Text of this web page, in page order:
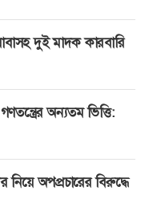
দুই মাদক কারবারি
অন্যতম ভিত্তি:
নিয়ে অপপ্রচারের বিরুদ্ধে